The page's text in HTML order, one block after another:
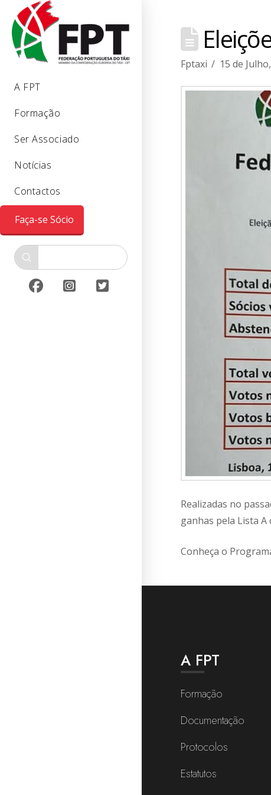
A FPT
Formação
Ser Associado
Notícias
Contactos
Faça-se Sócio
Search
Submit
Fptaxi 15 de
Realizadas no
ganhas pela Lista
Conheça o
A FPT
Formação
Documentação
Protocolos
Estatutos